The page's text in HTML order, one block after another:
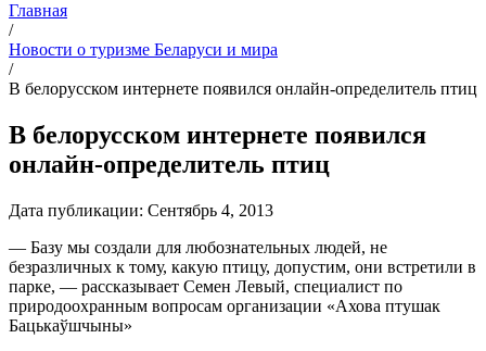
Главная
/
Новости о туризме Беларуси и мира
/
В белорусском интернете появился онлайн-определитель птиц
В белорусском интернете появился
онлайн-определитель птиц
Дата публикации: Сентябрь 4, 2013
— Базу мы создали для любознательных людей, не
безразличных к тому, какую птицу, допустим, они встретили в
парке, — рассказывает Семен Левый, специалист по
природоохранным вопросам организации «Ахова птушак
Бацькаўшчыны»